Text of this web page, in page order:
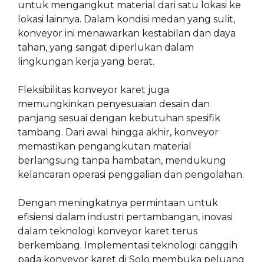
untuk mengangkut material dari satu lokasi ke
lokasi lainnya. Dalam kondisi medan yang sulit,
konveyor ini menawarkan kestabilan dan daya
tahan, yang sangat diperlukan dalam
lingkungan kerja yang berat.
Fleksibilitas konveyor karet juga
memungkinkan penyesuaian desain dan
panjang sesuai dengan kebutuhan spesifik
tambang. Dari awal hingga akhir, konveyor
memastikan pengangkutan material
berlangsung tanpa hambatan, mendukung
kelancaran operasi penggalian dan pengolahan.
Dengan meningkatnya permintaan untuk
efisiensi dalam industri pertambangan, inovasi
dalam teknologi konveyor karet terus
berkembang. Implementasi teknologi canggih
pada konveyor karet di Solo membuka peluang